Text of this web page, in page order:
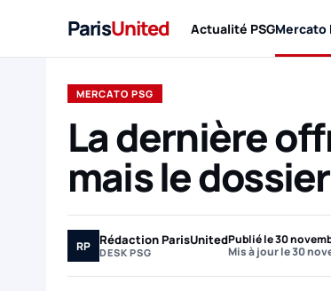
ParisUnited Actualité PSGMercato
MERCATO PSG
La dernière
mais le
RP Rédaction ParisUnited
DESK PSG
Publié le 30
Mis à jour le 30